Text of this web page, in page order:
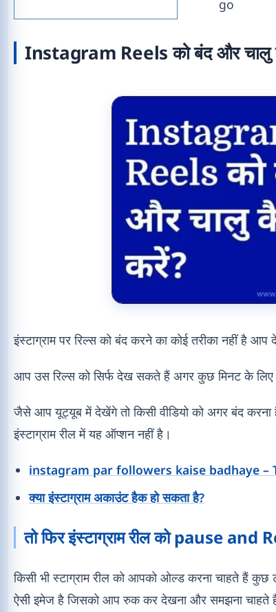
Instagram Reels को बंद और
इंस्टाग्राम पर रिल्स को बंद करने का कोई तरीका नहीं है आप
आप उस रिल्स को सिर्फ देख सकते हैं अगर कुछ मिनट के लिए
जैसे आप यूट्यूब में देखेंगे तो किसी वीडियो को अगर बंद करना
इंस्टाग्राम रील में यह ऑप्शन नहीं है।
instagram par followers kaise badhaye –
क्या इंस्टाग्राम अकाउंट हैक हो सकता है?
तो फिर इंस्टाग्राम रील को pause
किसी भी स्टाग्राम रील को आपको ओल्ड करना चाहते हैं
ऐसी इमेज है जिसको आप रुक कर देखना और समझना चाहते